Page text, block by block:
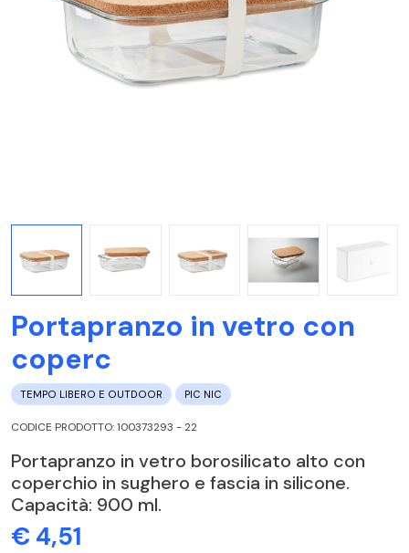
Portapranzo in vetro con
coperc
TEMPO LIBERO E OUTDOOR PIC NIC
CODICE PRODOTTO: 100373293 - 22
Portapranzo in vetro borosilicato alto con
coperchio in sughero e fascia in silicone.
Capacità: 900 ml.
€ 4,51